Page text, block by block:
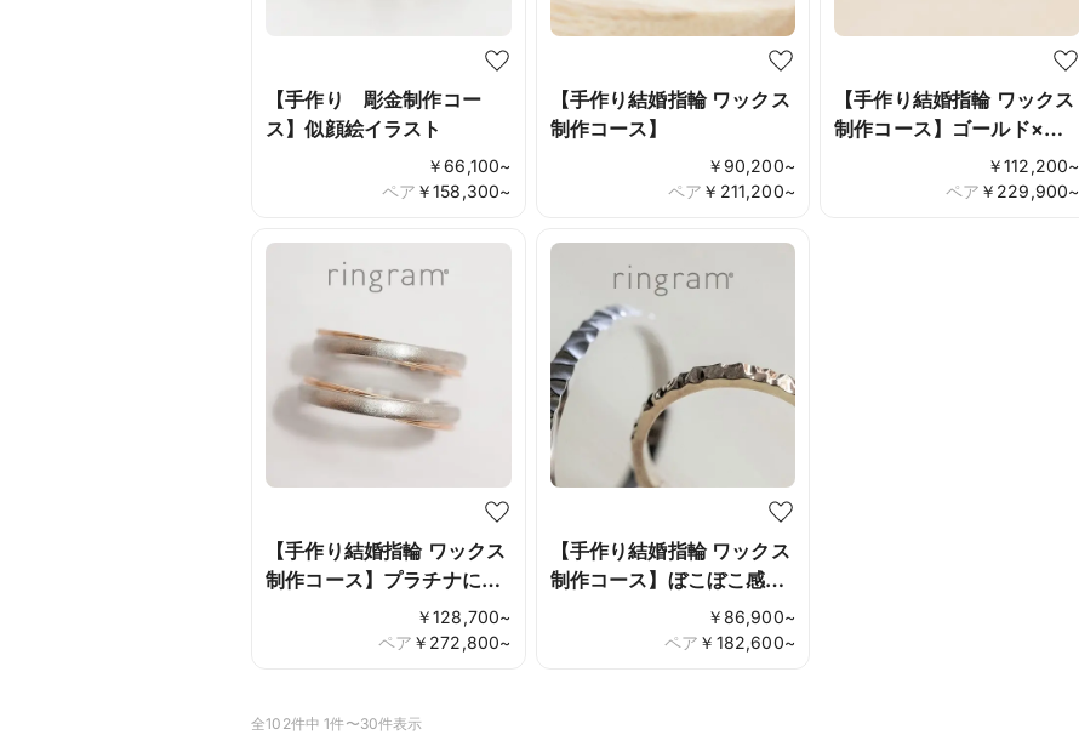
【手作り 彫金制作コー
ス】似顔絵イラスト
￥66,100~
￥158,300~
ペア
【手作り結婚指輪 ワックス
制作コース】
￥90,200~
￥ 211,200~
ペア
【手作り結婚指輪 ワックス
制作コース】ゴールド×プ
￥112,200~
￥ 229,900~
ペア
【手作り結婚指輪 ワックス
制作コース】プラチナにさ
りげなくピンクゴールド
￥128,700~
￥ 272,800~
ペア
【手作り結婚指輪 ワックス
制作コース】ぼこぼこ感が
￥86,900~
￥ 182,600~
ペア
全102件中 1件〜30件表示